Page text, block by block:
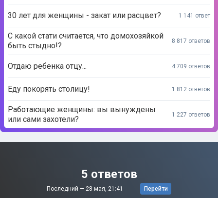
30 лет для женщины - закат или расцвет? 1 141 ответ
С какой стати считается, что домохозяйкой
быть стыдно!?
8 817 ответов
Отдаю ребенка отцу... 4 709 ответов
Еду покорять столицу! 1 812 ответов
Работающие женщины: вы вынуждены
или сами захотели?
1 227 ответов
5 ответов
Последний — 28 мая, 21:41 Перейти